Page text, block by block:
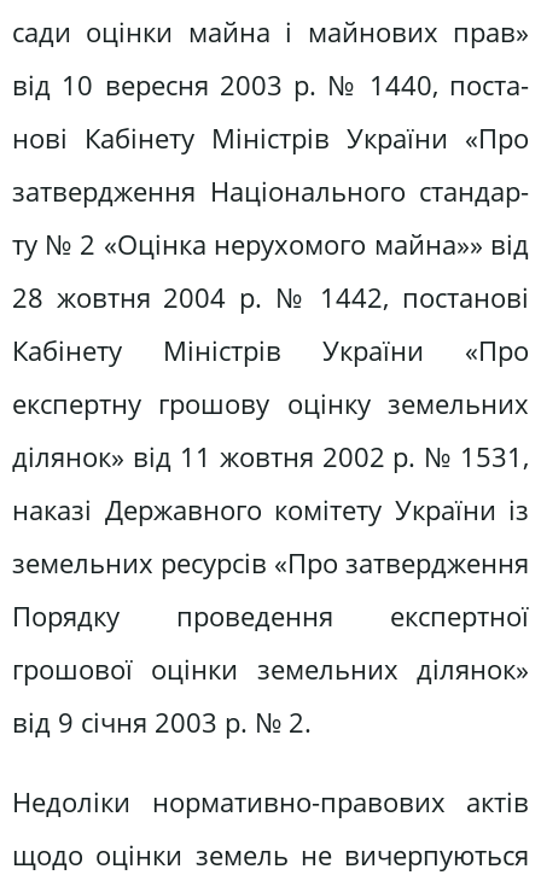
сади оцінки майна і майнових прав»
від 10 вересня 2003 р. № 1440, поста­
нові Кабінету Міністрів України «Про
затвердження Національного стандар­
ту № 2 «Оцінка нерухомого майна»» від
28 жовтня 2004 р. № 1442, поста­нові
Кабінету Міністрів України «Про
експертну грошову оцінку земельних
ділянок» від 11 жовтня 2002 р. № 1531,
наказі Державного комітету України із
земельних ресурсів «Про затвердження
Порядку проведення експертної
грошової оцінки земельних ділянок»
від 9 січня 2003 р. № 2.
Недоліки нормативно-правових ак­тів
щодо оцінки земель не вичерпу­ються